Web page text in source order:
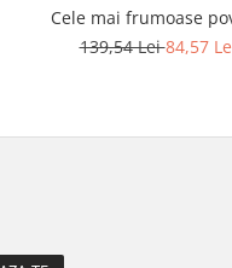
Cele mai frumoase
139,54 Lei84,57